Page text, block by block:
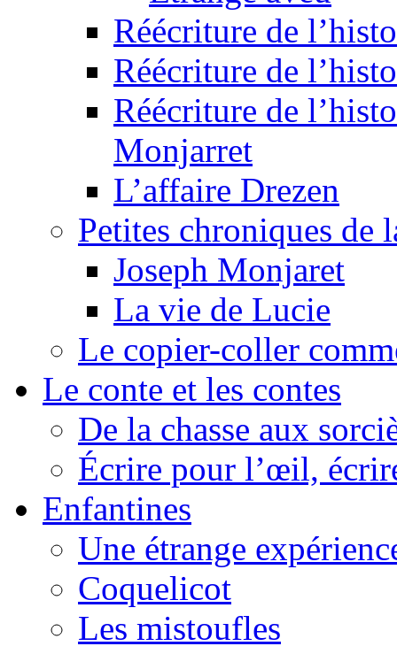
Réécriture de
Réécriture de
Réécriture de
Monjarret
L’affaire Drezen
Petites chroniques de
Joseph Monjaret
La vie de Lucie
Le copier-coller
Le conte et les contes
De la chasse aux
Écrire pour l’œil,
Enfantines
Une étrange
Coquelicot
Les mistoufles